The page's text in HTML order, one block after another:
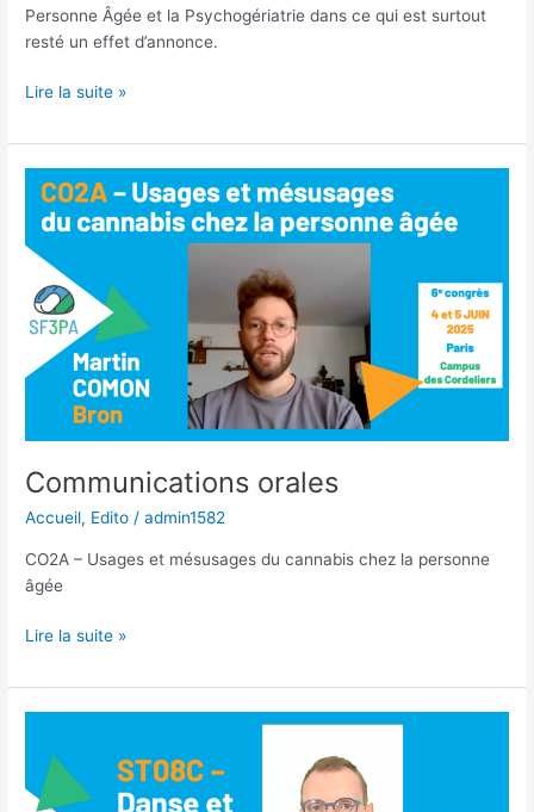
Personne Âgée et la Psychogériatrie dans ce qui est surtout
resté un effet d’annonce.
2025,
cause
nationale
pour
Psychiatrie
la
Personne
Âgée ?
Lire la suite »
Communications orales
Accueil, Edito /admin1582
CO2A – Usages et mésusages du cannabis chez la personne
âgée
Communications
Lire la suite »